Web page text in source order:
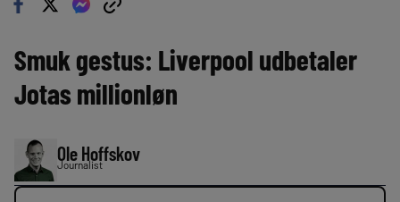
Smuk gestus: Liverpool udbetaler
Jotas millionløn
Ole Hoffskov
Journalist